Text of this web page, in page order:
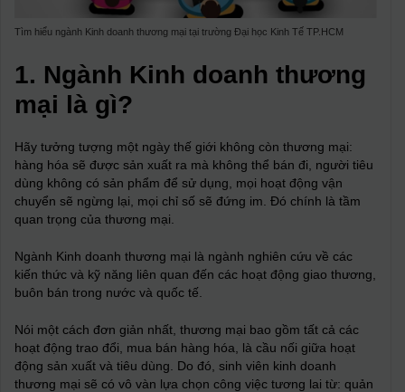
Tìm hiểu ngành Kinh doanh thương mại tại trường Đại học Kinh Tế TP.HCM
1. Ngành Kinh doanh thương
mại là gì?
Hãy tưởng tượng một ngày thế giới không còn thương mại:
hàng hóa sẽ được sản xuất ra mà không thể bán đi, người tiêu
dùng không có sản phẩm để sử dụng, mọi hoạt động vận
chuyển sẽ ngừng lại, mọi chỉ số sẽ đứng im. Đó chính là tầm
quan trọng của thương mại.
Ngành Kinh doanh thương mại là ngành nghiên cứu về các
kiến thức và kỹ năng liên quan đến các hoạt động giao thương,
buôn bán trong nước và quốc tế.
Nói một cách đơn giản nhất, thương mại bao gồm tất cả các
hoạt động trao đổi, mua bán hàng hóa, là cầu nối giữa hoạt
động sản xuất và tiêu dùng. Do đó, sinh viên kinh doanh
thương mại sẽ có vô vàn lựa chọn công việc tương lai từ: quản